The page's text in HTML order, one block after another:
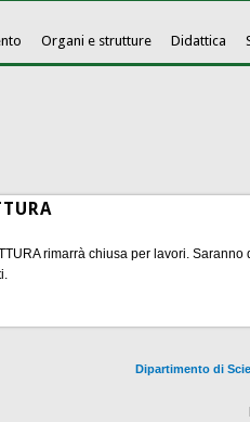
Organi e strutture Didattica
rimarrà chiusa per lavori.
Dipartimento di